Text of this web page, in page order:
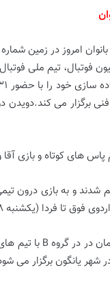
امروز در زمین
فوتبال، تیم ملی
فنی برگزار می
پاس های کوتاه و بازی
و به بازی درون
28 اسفندماه ) ادامه خواهد داشت.